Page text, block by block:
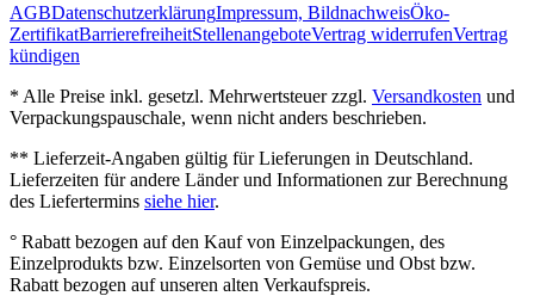
AGBDatenschutzerklärungImpressum, BildnachweisÖko‐
ZertifikatBarrierefreiheitStellenangeboteVertrag widerrufenVertrag
kündigen
* Alle Preise inkl. gesetzl. Mehrwertsteuer zzgl. Versandkosten und
Verpackungspauschale, wenn nicht anders beschrieben.
** Lieferzeit‐Angaben gültig für Lieferungen in Deutschland.
Lieferzeiten für andere Länder und Informationen zur Berechnung
des Liefertermins siehe hier.
° Rabatt bezogen auf den Kauf von Einzelpackungen, des
Einzelprodukts bzw. Einzelsorten von Gemüse und Obst bzw.
Rabatt bezogen auf unseren alten Verkaufspreis.